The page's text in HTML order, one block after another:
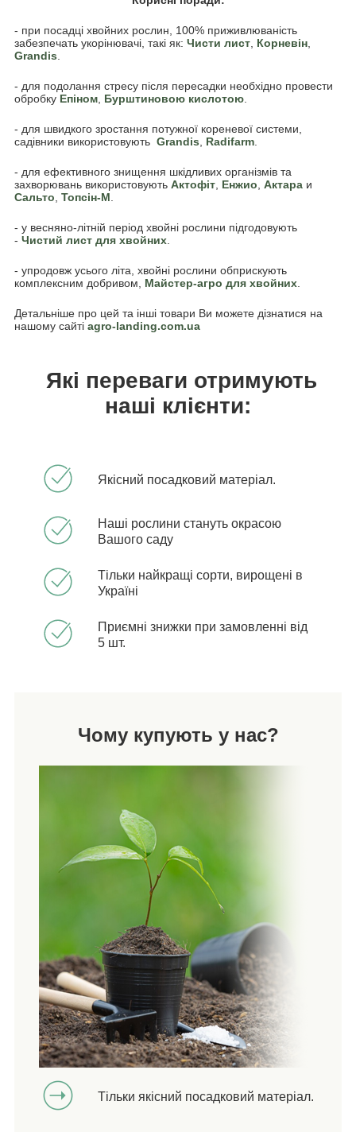
- при посадці хвойних рослин, 100% приживлюваність
забезпечать укорінювачі, такі як: Чисти лист Корневін
Grandis
- для подолання стресу після пересадки необхідно провести
обробку Епіном Бурштиновою кислотою
- для швидкого зростання потужної кореневої системи,
садівники використовують Grandis Radifarm
- для ефективного знищення шкідливих організмів та
захворювань використовують Актофіт Енжио Актара и
Сальто Топсін-М
- у весняно-літній період хвойні рослини підгодовують
- Чистий лист для хвойних
- упродовж усього літа, хвойні рослини обприскують
комплексним добривом, Майстер-агро для хвойних
Детальніше про цей та інші товари Ви можете дізнатися на
нашому сайті agro-landing.com.ua
Які переваги отримують
наші клієнти:
Якісний посадковий матеріал.
Наші рослини стануть окрасою
Вашого саду
Тільки найкращі сорти, вирощені в
Україні
Приємні знижки при замовленні від
5 шт.
Чому купують у нас?
Тільки якісний посадковий матеріал.